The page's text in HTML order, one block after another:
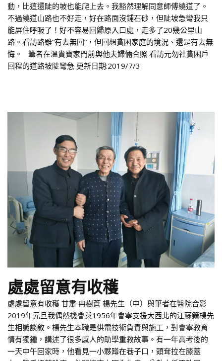
動，比這還陡的坡也能爬上去。我豁然理解同意師傅繞道了。
不過繞道山路也不好走，好在路面沒鋪石砂，但陡坡急彎我只
能屏住呼吸了！好不容易回歸原入口處，走多了20幾公里山
路。看訪路雖“有去無回”，但回想貧困家庭的境況、還是有去無
悔。 筆者在溫貴寶家門前與他夫婦倆合照 看訪元勿社貧困戶
回程的道路坡陡彎急 更新日期:2019/7/3
處處留意有收穫
處處留意有收穫 甘肅 冉樹蒼 楊先生（中）與筆者在醫院合影
2019年元旦我偶然機會與1956年會寧支援大西北的江蘇籍楊先
生相識談敘。楊先生本職是供電技術負責與施工，對會寧教育
情有獨鍾，講述了很多感人的助學重教故事。有一年高考後的
一天中午回家時，他看見一小夥蹲在巷子口，頭耷拉在膝蓋